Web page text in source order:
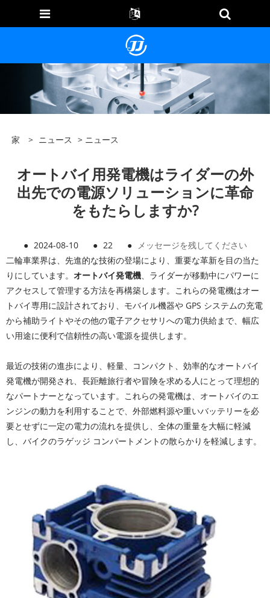
家 > ニュース > ニュース
オートバイ用発電機はライダーの外
出先での電源ソリューションに革命
をもたらしますか?
● 2024-08-10 ● 22 ●
メッセージを残してください
二輪車業界は、先進的な技術の登場により、重要な革新を目の当た
りにしています。 オートバイ発電機 、ライダーが移動中にパワーに
アクセスして管理する方法を再構築します。これらの発電機はオー
トバイ専用に設計されており、モバイル機器や GPS システムの充電
から補助ライトやその他の電子アクセサリへの電力供給まで、幅広
い用途に便利で信頼性の高い電源を提供します。
最近の技術の進歩により、軽量、コンパクト、効率的なオートバイ
発電機が開発され、長距離旅行者や冒険を求める人にとって理想的
なパートナーとなっています。これらの発電機は、オートバイのエ
ンジンの動力を利用することで、外部燃料源や重いバッテリーを必
要とせずに一定の電力の流れを提供し、全体の重量を大幅に軽減
し、バイクのラゲッジ コンパートメントの散らかりを軽減します。